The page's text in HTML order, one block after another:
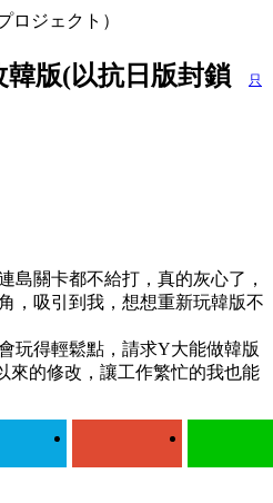
ロジェクト）
版(以抗日版封鎖 只
島關卡都不給打，真的灰心了，
，吸引到我，想想重新玩韓版不
玩得輕鬆點，請求Y大能做韓版
來的修改，讓工作繁忙的我也能